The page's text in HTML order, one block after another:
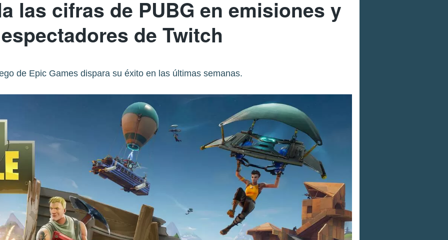
las cifras de PUBG en emisiones y
espectadores de Twitch
de Epic Games dispara su éxito en las últimas semanas.